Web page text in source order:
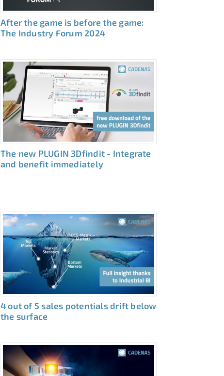
After the game is before the game:
The Industry Forum 2024
The new PLUGIN 3Dfindit - Integrate
and benefit immediately
4 out of 5 sales potentials drift below
the surface